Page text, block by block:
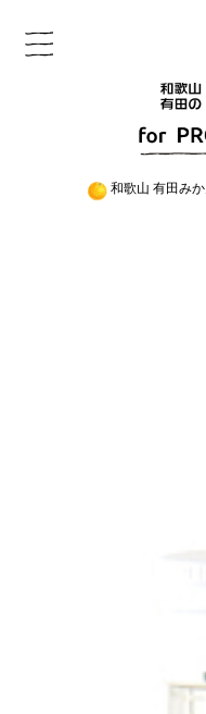
和歌山 有田み